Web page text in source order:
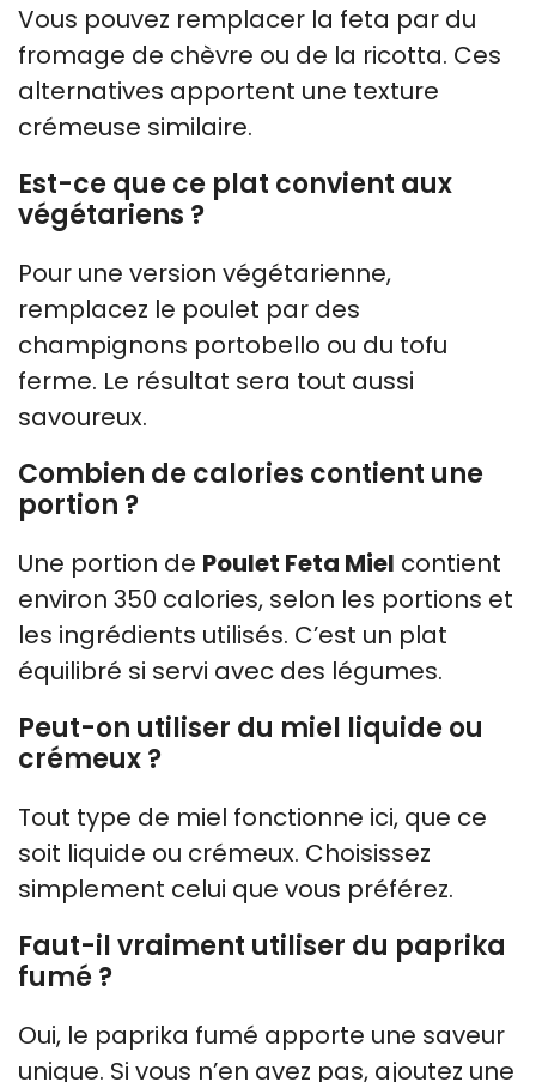
Vous pouvez remplacer la feta par du
fromage de chèvre ou de la ricotta. Ces
alternatives apportent une texture
crémeuse similaire.
Est-ce que ce plat convient aux
végétariens ?
Pour une version végétarienne,
remplacez le poulet par des
champignons portobello ou du tofu
ferme. Le résultat sera tout aussi
savoureux.
Combien de calories contient une
portion ?
Une portion de Poulet Feta Miel contient
environ 350 calories, selon les portions et
les ingrédients utilisés. C’est un plat
équilibré si servi avec des légumes.
Peut-on utiliser du miel liquide ou
crémeux ?
Tout type de miel fonctionne ici, que ce
soit liquide ou crémeux. Choisissez
simplement celui que vous préférez.
Faut-il vraiment utiliser du paprika
fumé ?
Oui, le paprika fumé apporte une saveur
unique. Si vous n’en avez pas, ajoutez une